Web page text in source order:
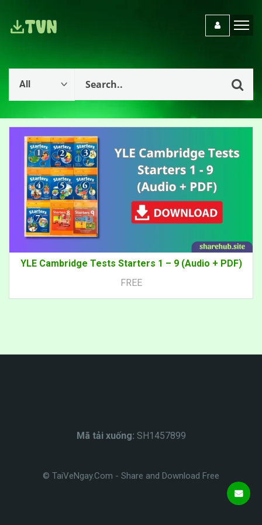
YLE Cambridge Tests Starters 1 – 9 (Audio + PDF)
FREE
Mã tải xuống: SH1457899
© TaiVeNgay.Com - Share and Download Free